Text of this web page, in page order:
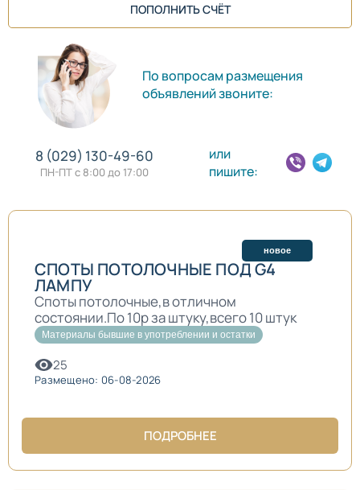
ПОПОЛНИТЬ СЧЁТ
По вопросам размещения
объявлений звоните:
8 (029) 130-49-60
ПН-ПТ с 8:00 до 17:00
или
пишите:
новое
СПОТЫ ПОТОЛОЧНЫЕ ПОД G4
ЛАМПУ
Споты потолочные,в отличном
состоянии.По 10р за штуку,всего 10 штук
Материалы бывшие в употреблении и остатки
25
Размещено: 06-08-2026
ПОДРОБНЕЕ